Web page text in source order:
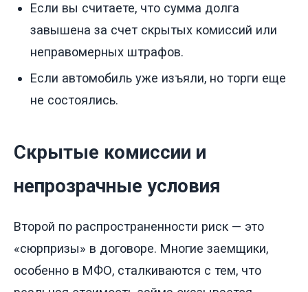
Если вы считаете, что сумма долга
завышена за счет скрытых комиссий или
неправомерных штрафов.
Если автомобиль уже изъяли, но торги еще
не состоялись.
Скрытые комиссии и
непрозрачные условия
Второй по распространенности риск — это
«сюрпризы» в договоре. Многие заемщики,
особенно в МФО, сталкиваются с тем, что